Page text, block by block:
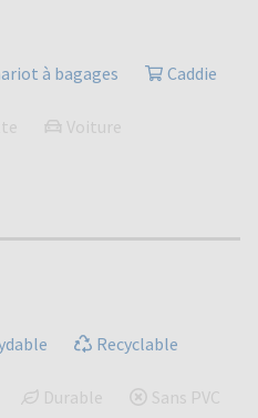
à bagages Caddie
Voiture
Recyclable
Durable Sans PVC